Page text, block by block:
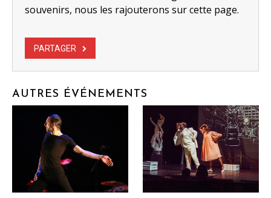
souvenirs, nous les rajouterons sur cette page.
PARTAGER
AUTRES ÉVÉNEMENTS